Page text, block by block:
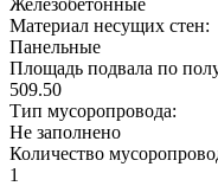
Материал несущих стен:
Панельные
Площадь подвала по
509.50
Тип мусоропровода:
Не заполнено
Количество
1